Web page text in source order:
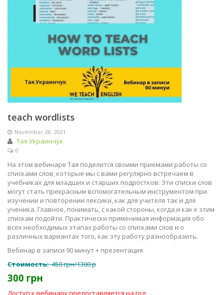
teach wordlists
November 28, 2021
Тая Украинчук
0
На этом вебинаре Тая поделится своими приемами работы со
списками слов, которые мы с вами регулярно встречаем в
учебниках для младших и старших подростков. Эти списки слов
могут стать прекрасным вспомогательным инструментом при
изучении и повторении лексики, как для учителя так и для
ученика. Главное, понимать, с какой стороны, когда и как к этим
спискам подойти. Практически применимая информация обо
всех необходимых этапах работы со списками слов и о
различных вариантах того, как эту работу разнообразить.
Вебинар в записи 90 минут + презентация
Стоимость:450 грн/1300 р
300 грн
Доступ к вебинару предоставляется на год.